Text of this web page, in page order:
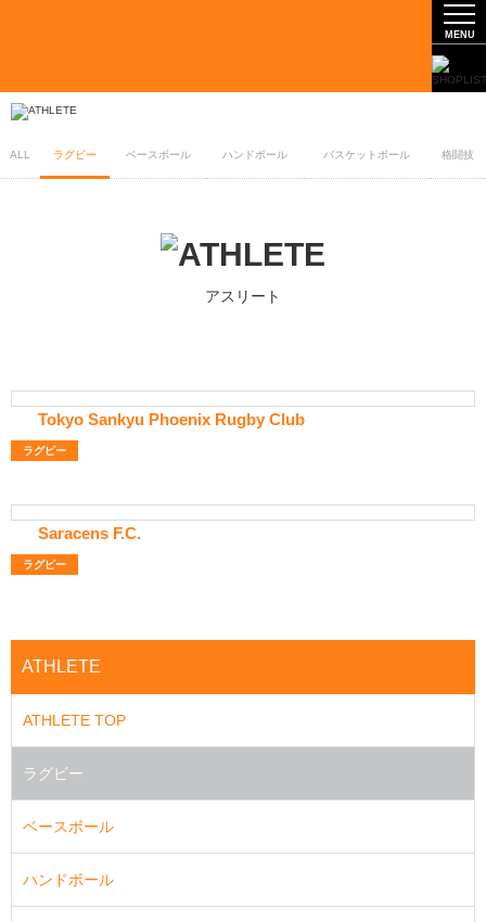
ALL ラグビー ベースボール ハンドボール バスケットボール 格闘技
アスリート
Tokyo Sankyu Phoenix Rugby Club
ラグビー
Saracens F.C.
ラグビー
ATHLETE
ATHLETE TOP
ラグビー
ベースボール
ハンドボール